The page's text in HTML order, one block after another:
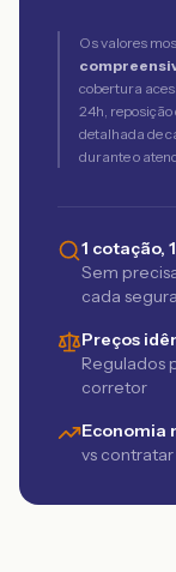
Os valores
cobertura
24h,
detalhada de
durante o
1 cotação,
Sem
cada
Preços
Regulados
corretor
Economia
vs